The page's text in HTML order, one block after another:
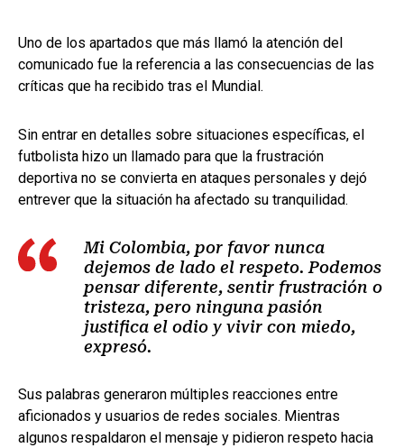
Uno de los apartados que más llamó la atención del
comunicado fue la referencia a las consecuencias de las
críticas que ha recibido tras el Mundial.
Sin entrar en detalles sobre situaciones específicas, el
futbolista hizo un llamado para que la frustración
deportiva no se convierta en ataques personales y dejó
entrever que la situación ha afectado su tranquilidad.
Mi Colombia, por favor nunca
dejemos de lado el respeto. Podemos
pensar diferente, sentir frustración o
tristeza, pero ninguna pasión
justifica el odio y vivir con miedo,
expresó.
Sus palabras generaron múltiples reacciones entre
aficionados y usuarios de redes sociales. Mientras
algunos respaldaron el mensaje y pidieron respeto hacia